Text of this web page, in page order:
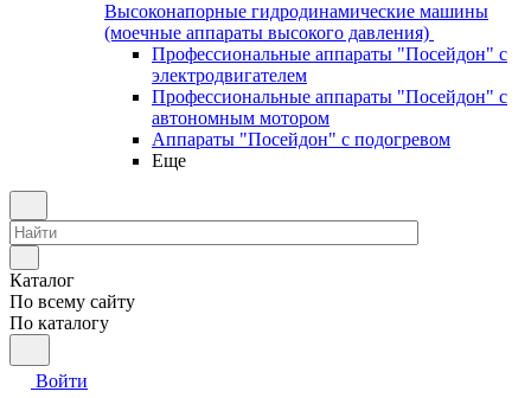
Высоконапорные гидродинамические машины
(моечные аппараты высокого давления)
Профессиональные аппараты "Посейдон" с
электродвигателем
Профессиональные аппараты "Посейдон" с
автономным мотором
Аппараты "Посейдон" с подогревом
Еще
Каталог
По всему сайту
По каталогу
Войти